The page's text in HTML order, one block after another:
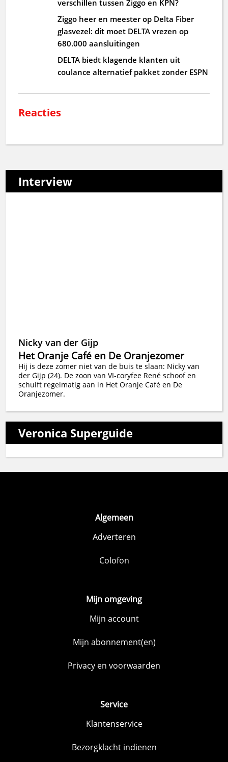
verschillen tussen Ziggo en KPN?
Ziggo heer en meester op Delta Fiber
glasvezel: dit moet DELTA vrezen op
680.000 aansluitingen
DELTA biedt klagende klanten uit
coulance alternatief pakket zonder ESPN
Reacties
Interview
Nicky van der Gijp
Het Oranje Café en De Oranjezomer
Hij is deze zomer niet van de buis te slaan: Nicky van
der Gijp (24). De zoon van VI-coryfee René schoof en
schuift regelmatig aan in Het Oranje Café en De
Oranjezomer.
Veronica Superguide
Algemeen
Adverteren
Colofon
Mijn omgeving
Mijn account
Mijn abonnement(en)
Privacy en voorwaarden
Service
Klantenservice
Bezorgklacht indienen